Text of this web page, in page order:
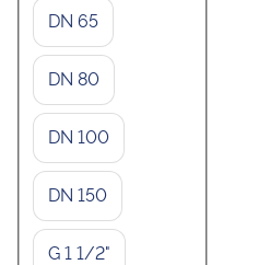
DN 65
DN 80
DN 100
DN 150
G 1 1/2"